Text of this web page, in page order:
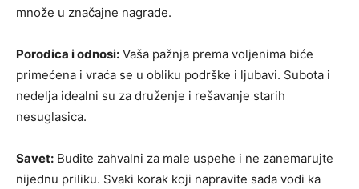
množe u značajne nagrade.
Porodica i odnosi: Vaša pažnja prema voljenima biće
primećena i vraća se u obliku podrške i ljubavi. Subota i
nedelja idealni su za druženje i rešavanje starih
nesuglasica.
Savet: Budite zahvalni za male uspehe i ne zanemarujte
nijednu priliku. Svaki korak koji napravite sada vodi ka